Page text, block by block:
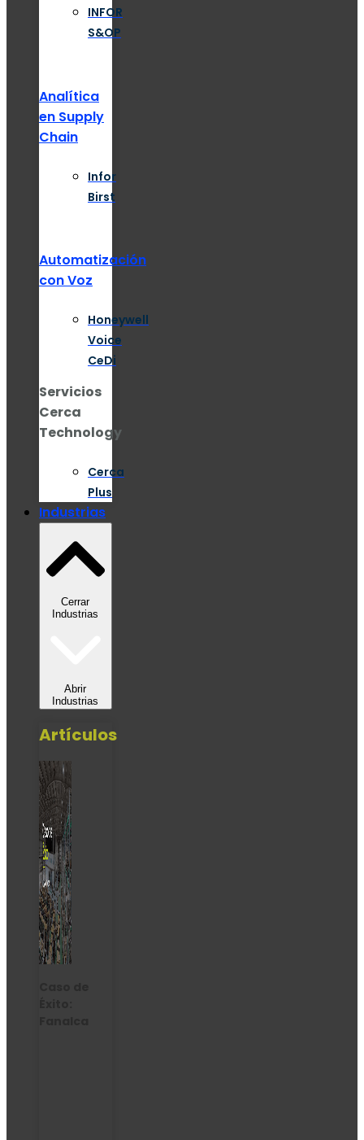
INFOR
S&OP
Analítica
en Supply
Chain
Infor
Birst
Automatización
con Voz
Honeywell
Voice
CeDi
Servicios
Cerca
Technology
Cerca
Plus
Industrias
Cerrar
Industrias
Abrir
Industrias
Artículos